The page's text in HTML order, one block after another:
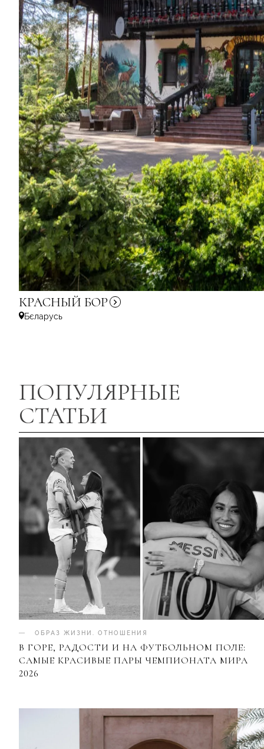
КРАСНЫЙ БОР
Бєларусь
ПОПУЛЯРНЫЕ
СТАТЬИ
ОБРАЗ ЖИЗНИ ОТНОШЕНИЯ
В ГОРЕ, РАДОСТИ И НА ФУТБОЛЬНОМ ПОЛЕ:
САМЫЕ КРАСИВЫЕ ПАРЫ ЧЕМПИОНАТА МИРА
2026